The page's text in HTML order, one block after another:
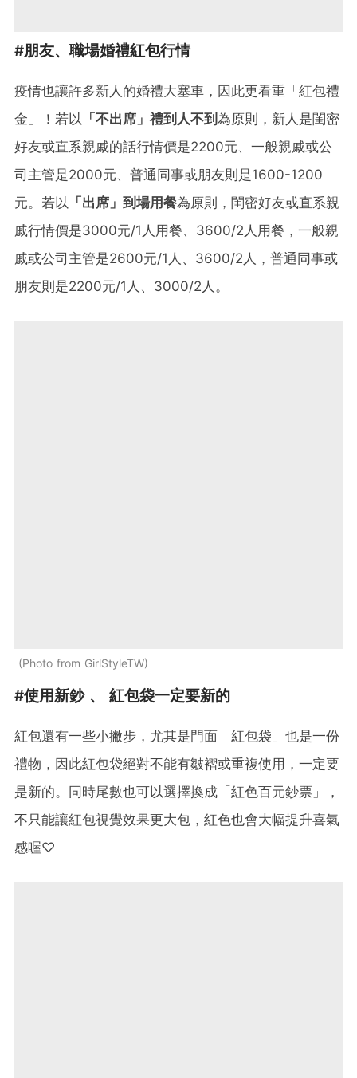
#朋友、職場婚禮紅包行情
疫情也讓許多新人的婚禮大塞車，因此更看重「紅包禮
金」！若以 「不出席」禮到人不到 為原則，新人是閨密
好友或直系親戚的話行情價是2200元、一般親戚或公
司主管是2000元、普通同事或朋友則是1600-1200
元。若以 「出席」到場用餐為原則，閨密好友或直系親
戚行情價是3000元/1人用餐、3600/2人用餐，一般親
戚或公司主管是2600元/1人、3600/2人，普通同事或
朋友則是2200元/1人、3000/2人。
Photo from GirlStyleTW
#使用新鈔 、 紅包袋一定要新的
紅包還有一些小撇步，尤其是門面「紅包袋」也是一份
禮物，因此紅包袋絕對不能有皺褶或重複使用，一定要
是新的。同時尾數也可以選擇換成「紅色百元鈔票」，
不只能讓紅包視覺效果更大包，紅色也會大幅提升喜氣
感喔♡